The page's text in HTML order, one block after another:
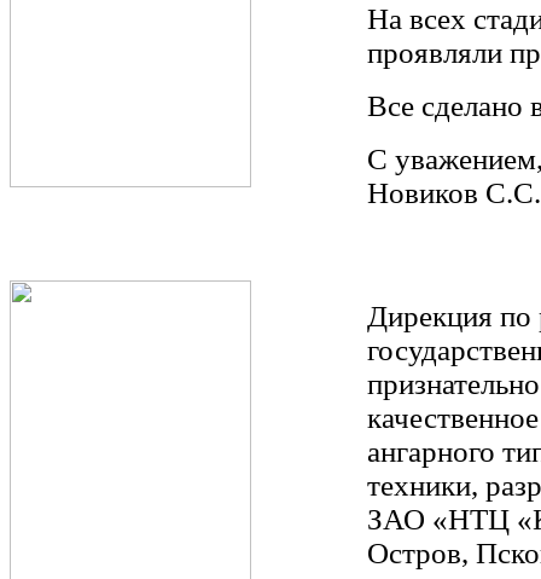
На всех
проявляли
Все сделано
С
Новиков С.С.
Дирекция по
ангарного
техники,
ЗАО «НТЦ
Остров,